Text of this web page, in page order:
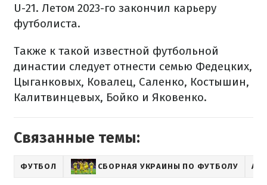
U-21. Летом 2023-го закончил карьеру
футболиста.
Также к такой известной футбольной
династии следует отнести семью Федецких,
Цыганковых, Ковалец, Саленко, Костышин,
Калитвинцевых, Бойко и Яковенко.
Связанные темы:
ФУТБОЛ СБОРНАЯ УКРАИНЫ ПО ФУТБОЛУ